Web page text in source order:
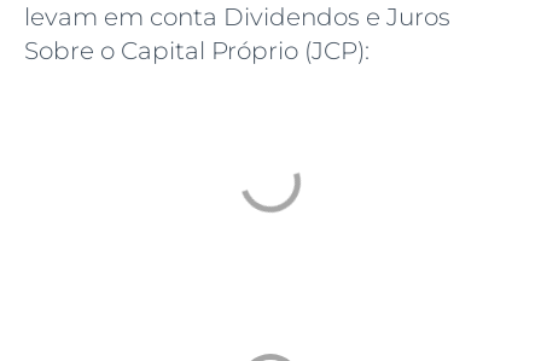
levam em conta Dividendos e Juros
Sobre o Capital Próprio (JCP):